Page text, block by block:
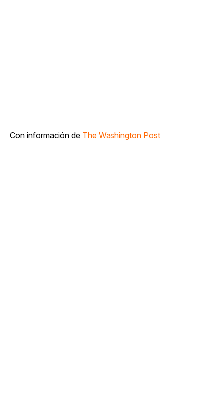
Con información de The Washington Post